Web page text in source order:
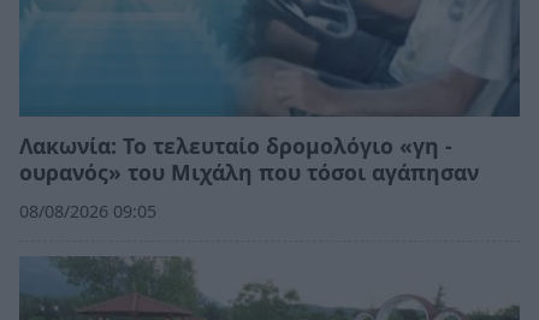
Λακωνία: Το τελευταίο δρομολόγιο «γη -
ουρανός» του Μιχάλη που τόσοι αγάπησαν
08/08/2026 09:05